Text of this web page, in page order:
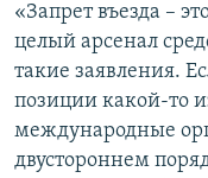
«Запрет въезда –
целый арсенал
такие заявления.
позиции какой-то
международные
двустороннем